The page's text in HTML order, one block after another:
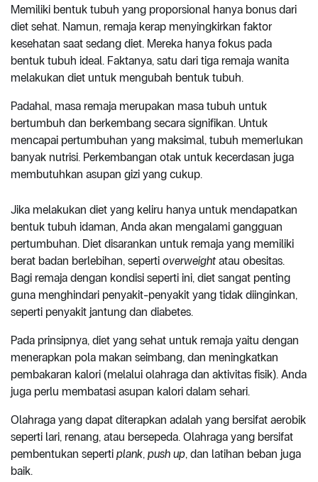
Memiliki bentuk tubuh yang proporsional hanya bonus dari
diet sehat. Namun, remaja kerap menyingkirkan faktor
kesehatan saat sedang diet. Mereka hanya fokus pada
bentuk tubuh ideal. Faktanya, satu dari tiga remaja wanita
melakukan diet untuk mengubah bentuk tubuh.
Padahal, masa remaja merupakan masa tubuh untuk
bertumbuh dan berkembang secara signifikan. Untuk
mencapai pertumbuhan yang maksimal, tubuh memerlukan
banyak nutrisi. Perkembangan otak untuk kecerdasan juga
membutuhkan asupan gizi yang cukup.
Jika melakukan diet yang keliru hanya untuk mendapatkan
bentuk tubuh idaman, Anda akan mengalami gangguan
pertumbuhan. Diet disarankan untuk remaja yang memiliki
berat badan berlebihan, seperti overweight atau obesitas.
Bagi remaja dengan kondisi seperti ini, diet sangat penting
guna menghindari penyakit-penyakit yang tidak diinginkan,
seperti penyakit jantung dan diabetes.
Pada prinsipnya, diet yang sehat untuk remaja yaitu dengan
menerapkan pola makan seimbang, dan meningkatkan
pembakaran kalori (melalui olahraga dan aktivitas fisik). Anda
juga perlu membatasi asupan kalori dalam sehari.
Olahraga yang dapat diterapkan adalah yang bersifat aerobik
seperti lari, renang, atau bersepeda. Olahraga yang bersifat
pembentukan seperti plank, push up, dan latihan beban juga
baik.